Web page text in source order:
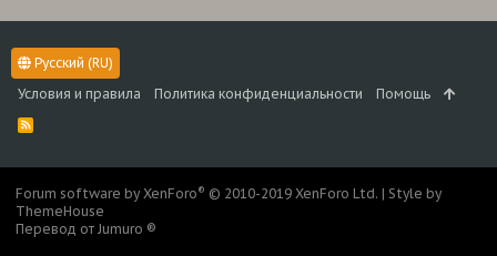
Русский (RU)
Условия и правила
Политика конфиденциальности Помощь
R
S
Forum software by XenForo® © 2010-2019 XenForo Ltd. | Style by
ThemeHouse
Перевод от Jumuro ®